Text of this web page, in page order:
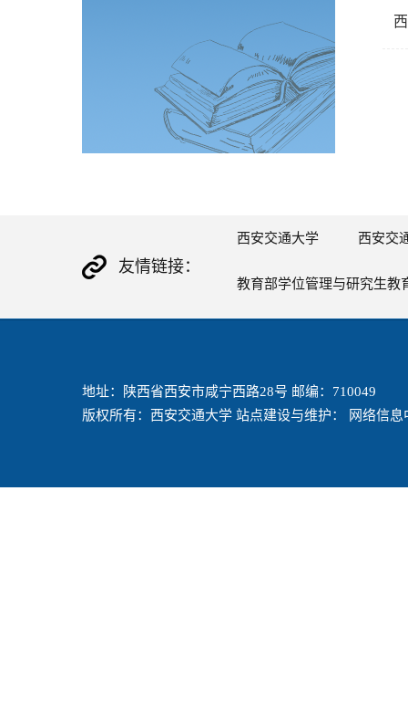
友情链接：
西安交通大学 西安交
教育部学位管理与研究生教
地址：陕西省西安市咸宁西路28号 邮编：710049
版权所有：西安交通大学 站点建设与维护： 网络信息